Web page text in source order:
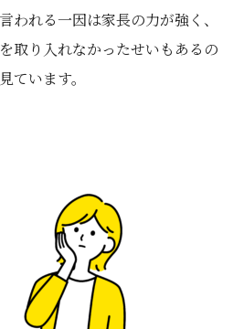
われる一因は家長の力が強く、
取り入れなかったせいもあるの
ています。